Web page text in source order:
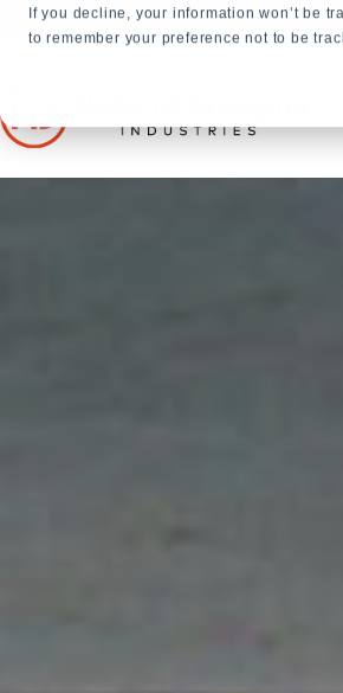
If you decline, your information won’t be
to remember your preference not to be
+31 23 5278282